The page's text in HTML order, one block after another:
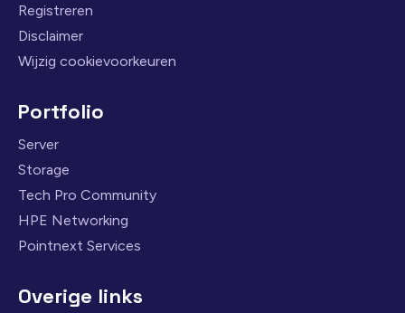
Registreren
Disclaimer
Wijzig cookievoorkeuren
Portfolio
Server
Storage
Tech Pro Community
HPE Networking
Pointnext Services
Overige links